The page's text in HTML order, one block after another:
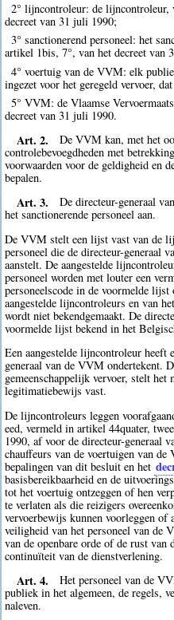
2° lijncontroleur: de lijncontroleur,
decreet van 31 juli 1990;
3° sanctionerend personeel: het
artikel 1bis, 7°, van het decreet van
4° voertuig van de VVM: elk
ingezet voor het geregeld vervoer,
5° VVM: de Vlaamse
decreet van 31 juli 1990.
Art. 2.
De VVM kan, met het
controlebevoegdheden met
voorwaarden voor de geldigheid en
bepalen.
Art. 3.
De directeur-generaal
het sanctionerende personeel aan.
De VVM stelt een lijst vast van de
personeel die de directeur-generaal
aanstelt. De aangestelde
personeel worden met louter een
personeelscode in de voormelde
aangestelde lijncontroleurs en van
wordt niet bekendgemaakt. De
voormelde lijst bekend in het
Een aangestelde lijncontroleur heeft
generaal van de VVM ondertekent.
gemeenschappelijk vervoer, stelt het
legitimatiebewijs vast.
De lijncontroleurs leggen
eed, vermeld in artikel 44quater,
1990, af voor de directeur-generaal
chauffeurs van de voertuigen van
bepalingen van dit besluit en het
basisbereikbaarheid en de
tot het voertuig ontzeggen of hen
te verlaten als die reizigers
vervoerbewijs kunnen voorleggen
veiligheid van het personeel van de
van de openbare orde of de rust
continuïteit van de dienstverlening.
Art. 4.
Het personeel van de
publiek in het algemeen, de regels,
naleven.